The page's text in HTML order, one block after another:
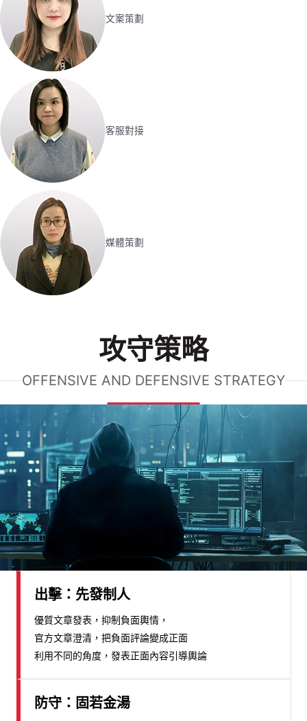
文案策劃
客服對接
媒體策劃
攻守策略
OFFENSIVE AND DEFENSIVE STRATEGY
出擊：先發制人
優質文章發表，抑制負面輿情，
官方文章澄清，把負面評論變成正面
利用不同的角度，發表正面內容引導輿論
防守：固若金湯